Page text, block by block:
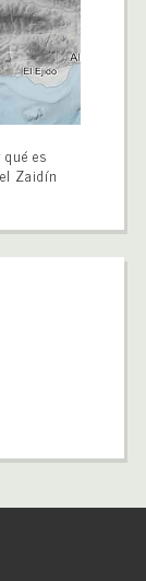
es
Zaidín